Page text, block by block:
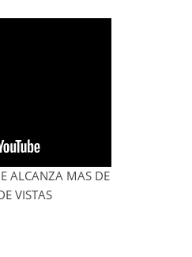
ALCANZA MAS DE
VISTAS